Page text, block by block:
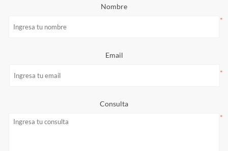
Nombre
*
Email
*
Consulta
*